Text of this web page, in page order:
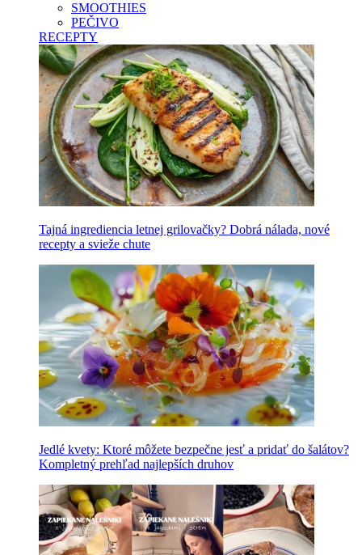
SMOOTHIES
PEČIVO
RECEPTY
Tajná ingrediencia letnej grilovačky? Dobrá nálada, nové
recepty a svieže chute
Jedlé kvety: Ktoré môžete bezpečne jesť a pridať do šalátov?
Kompletný prehľad najlepších druhov